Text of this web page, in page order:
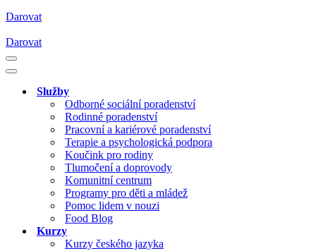
Darovat
Darovat
Navigační
menu
Navigační
Služby
Odborné sociální poradenství
Rodinné poradenství
Pracovní a kariérové poradenství
Terapie a psychologická podpora
Koučink pro rodiny
Tlumočení a doprovody
Komunitní centrum
Programy pro děti a mládež
Pomoc lidem v nouzi
Food Blog
Kurzy
Kurzy českého jazyka